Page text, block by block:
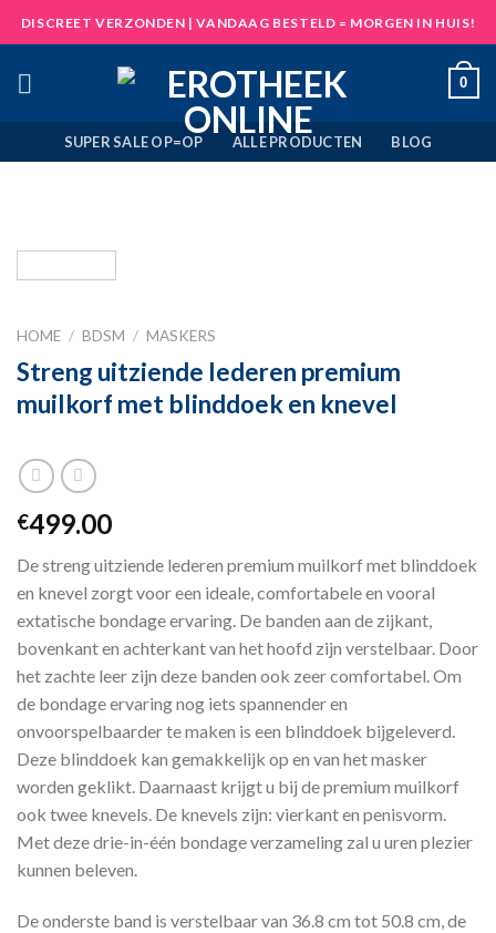
to
DISCREET VERZONDEN | VANDAAG BESTELD = MORGEN IN HUIS!
0
SUPER SALE OP=OP ALLE PRODUCTEN BLOG
HOME / BDSM / MASKERS
Streng uitziende lederen premium
muilkorf met blinddoek en knevel
€499.00
De streng uitziende lederen premium muilkorf met blinddoek
en knevel zorgt voor een ideale, comfortabele en vooral
extatische bondage ervaring. De banden aan de zijkant,
bovenkant en achterkant van het hoofd zijn verstelbaar. Door
het zachte leer zijn deze banden ook zeer comfortabel. Om
de bondage ervaring nog iets spannender en
onvoorspelbaarder te maken is een blinddoek bijgeleverd.
Deze blinddoek kan gemakkelijk op en van het masker
worden geklikt. Daarnaast krijgt u bij de premium muilkorf
ook twee knevels. De knevels zijn: vierkant en penisvorm.
Met deze drie-in-één bondage verzameling zal u uren plezier
kunnen beleven.
De onderste band is verstelbaar van 36.8 cm tot 50.8 cm, de